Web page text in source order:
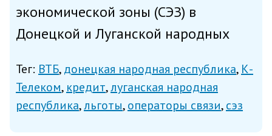
экономической зоны (СЭЗ) в
Донецкой и Луганской народных
Херсонской областях в рамках
льготной программы заключил один
Тег: ВТБ донецкая народная республика К-
Телеком кредит луганская народная
республика льготы операторы связи сэз